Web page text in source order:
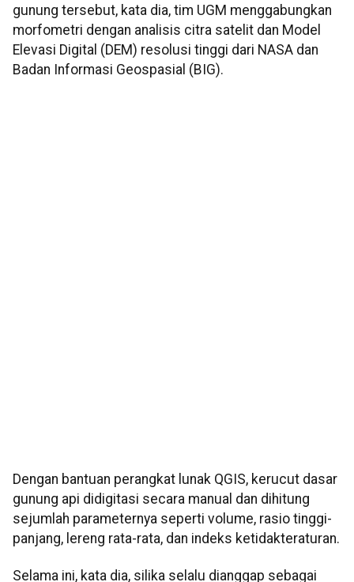
gunung tersebut, kata dia, tim UGM menggabungkan
morfometri dengan analisis citra satelit dan Model
Elevasi Digital (DEM) resolusi tinggi dari NASA dan
Badan Informasi Geospasial (BIG).
Dengan bantuan perangkat lunak QGIS, kerucut dasar
gunung api didigitasi secara manual dan dihitung
sejumlah parameternya seperti volume, rasio tinggi-
panjang, lereng rata-rata, dan indeks ketidakteraturan.
Selama ini, kata dia, silika selalu dianggap sebagai